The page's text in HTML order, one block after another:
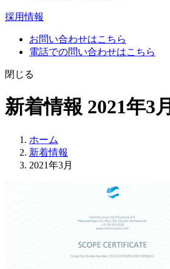
採用情報
お問い合わせはこちら
電話での問い合わせはこちら
閉じる
新着情報 2021年3月
ホーム
新着情報
2021年3月